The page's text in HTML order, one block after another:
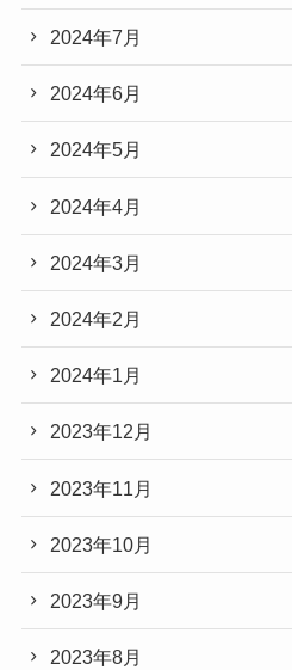
2024年7月
2024年6月
2024年5月
2024年4月
2024年3月
2024年2月
2024年1月
2023年12月
2023年11月
2023年10月
2023年9月
2023年8月